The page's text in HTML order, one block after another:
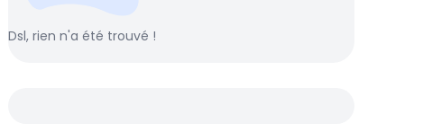
Dsl, rien n'a été trouvé !